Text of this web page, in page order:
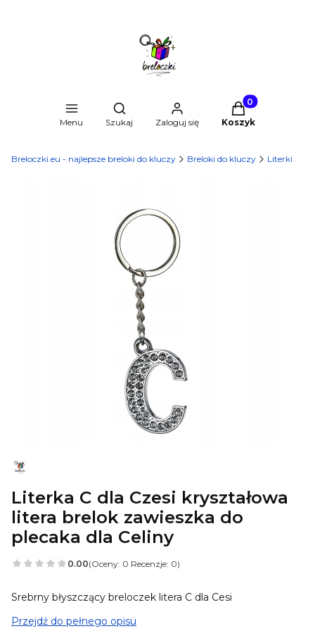
Menu
Otwórz wyszukiwarkę
Szukaj Zaloguj się
Produkty w
Koszyk
Breloczki.eu - najlepsze breloki do kluczy Breloki do kluczy Literki
Literka C dla Czesi kryształowa
litera brelok zawieszka do
plecaka dla Celiny
0.00(Oceny: 0 Recenzje: 0)
Srebrny błyszczący breloczek litera C dla Cesi
Przejdź do pełnego opisu